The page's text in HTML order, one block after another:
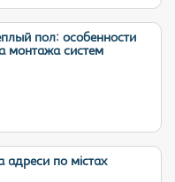
пол: особенности
монтажа систем
адреси по містах